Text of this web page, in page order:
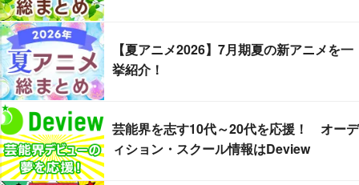
【夏アニメ2026】7月期夏の新アニメを一
挙紹介！
芸能界を志す10代～20代を応援！ オーデ
ィション・スクール情報はDeview